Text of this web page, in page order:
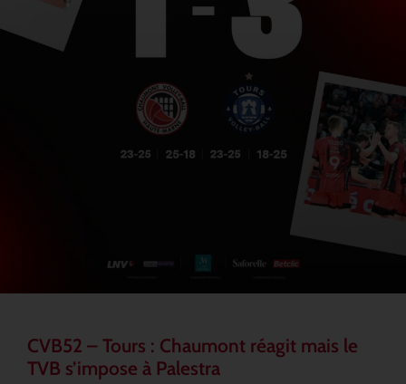
CVB52 – Tours : Chaumont réagit mais le
TVB s’impose à Palestra